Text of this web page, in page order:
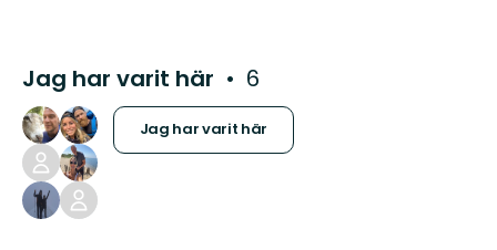
Jag har varit här 6
Jag har varit här